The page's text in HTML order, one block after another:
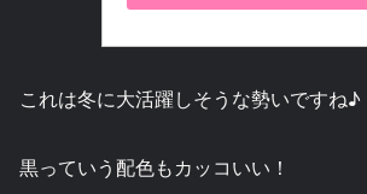
これは冬に大活躍しそうな勢いですね♪
黒っていう配色もカッコいい！